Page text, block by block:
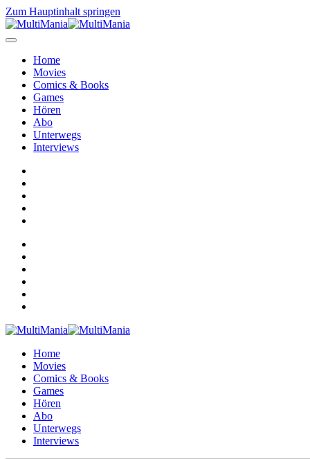
Zum Hauptinhalt springen
Home
Movies
Comics & Books
Games
Hören
Abo
Unterwegs
Interviews
Home
Movies
Comics & Books
Games
Hören
Abo
Unterwegs
Interviews